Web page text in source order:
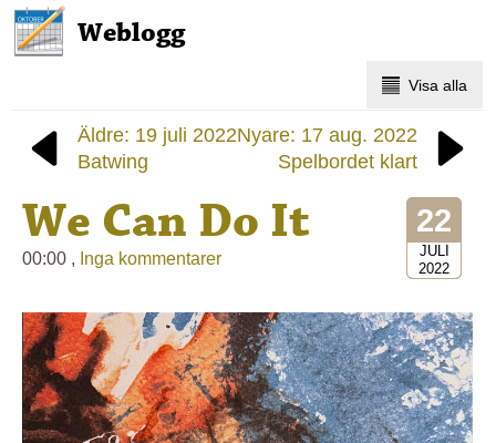
Weblogg
Visa alla
Äldre: 19 juli 2022
Batwing
Nyare: 17 aug. 2022
Spelbordet klart
22
JULI
2022
We Can Do It
00:00 , Inga kommentarer